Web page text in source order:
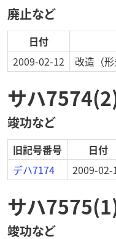
廃止など
日付
2009-02-12
改造 （
サハ
竣功など
旧記号番号 日付
デハ7174
2009-02-
サハ
竣功など